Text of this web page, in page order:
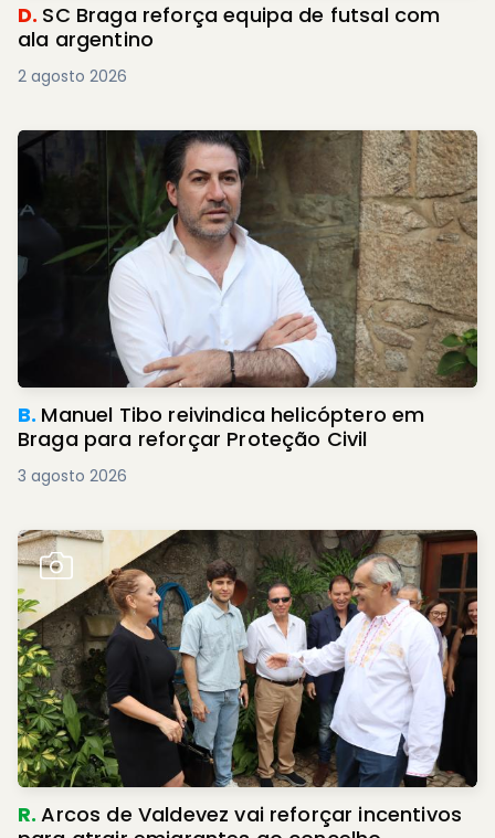
D. SC Braga reforça equipa de futsal com
ala argentino
2 agosto 2026
B. Manuel Tibo reivindica helicóptero em
Braga para reforçar Proteção Civil
3 agosto 2026
R.Arcos de Valdevez vai reforçar incentivos